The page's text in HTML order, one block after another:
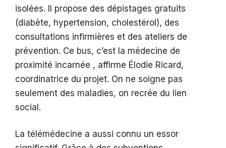
isolées. Il propose des dépistages gratuits
(diabète, hypertension, cholestérol), des
consultations infirmières et des ateliers de
prévention. Ce bus, c’est la médecine de
proximité incarnée , affirme Élodie Ricard,
coordinatrice du projet. On ne soigne pas
seulement des maladies, on recrée du lien
social.
La télémédecine a aussi connu un essor